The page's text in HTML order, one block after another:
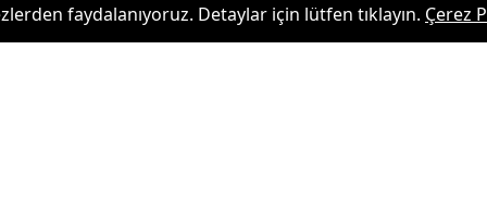
faydalanıyoruz. Detaylar için lütfen tıklayın. Çerez